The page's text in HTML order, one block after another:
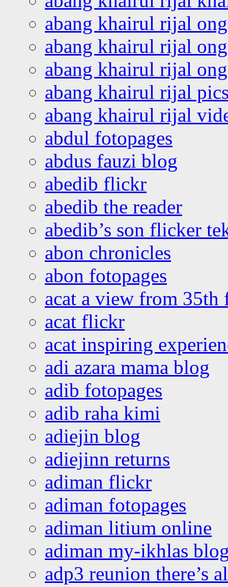
abang khairul rijal
abang khairul rijal
abang khairul rijal
abang khairul rijal
abang khairul rijal
abdul fotopages
abdus fauzi blog
abedib flickr
abedib the reader
abedib’s son flicker
abon chronicles
abon fotopages
acat a view from 35th
acat flickr
acat inspiring
adi azara mama blog
adib fotopages
adib raha kimi
adiejin blog
adiejinn returns
adiman flickr
adiman fotopages
adiman litium online
adiman my-ikhlas
adp3 reunion there’s